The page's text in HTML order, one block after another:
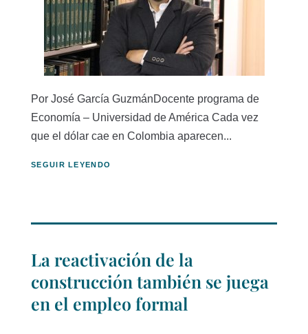
Por José García GuzmánDocente programa de
Economía – Universidad de América Cada vez
que el dólar cae en Colombia aparecen...
SEGUIR LEYENDO
La reactivación de la
construcción también se juega
en el empleo formal